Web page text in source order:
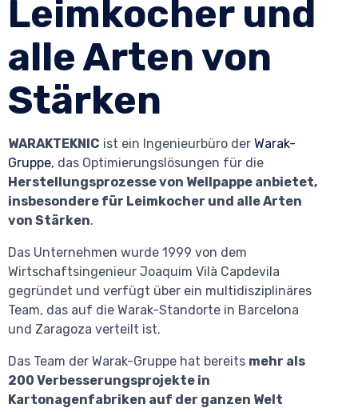
Leimkocher und
alle Arten von
Stärken
WARAKTEKNIC ist ein Ingenieurbüro der Warak-
Gruppe, das Optimierungslösungen für die
Herstellungsprozesse von Wellpappe anbietet,
insbesondere für Leimkocher und alle Arten
von Stärken.
Das Unternehmen wurde 1999 von dem
Wirtschaftsingenieur Joaquim Vilà Capdevila
gegründet und verfügt über ein multidisziplinäres
Team, das auf die Warak-Standorte in Barcelona
und Zaragoza verteilt ist.
Das Team der Warak-Gruppe hat bereits mehr als
200 Verbesserungsprojekte in
Kartonagenfabriken auf der ganzen Welt